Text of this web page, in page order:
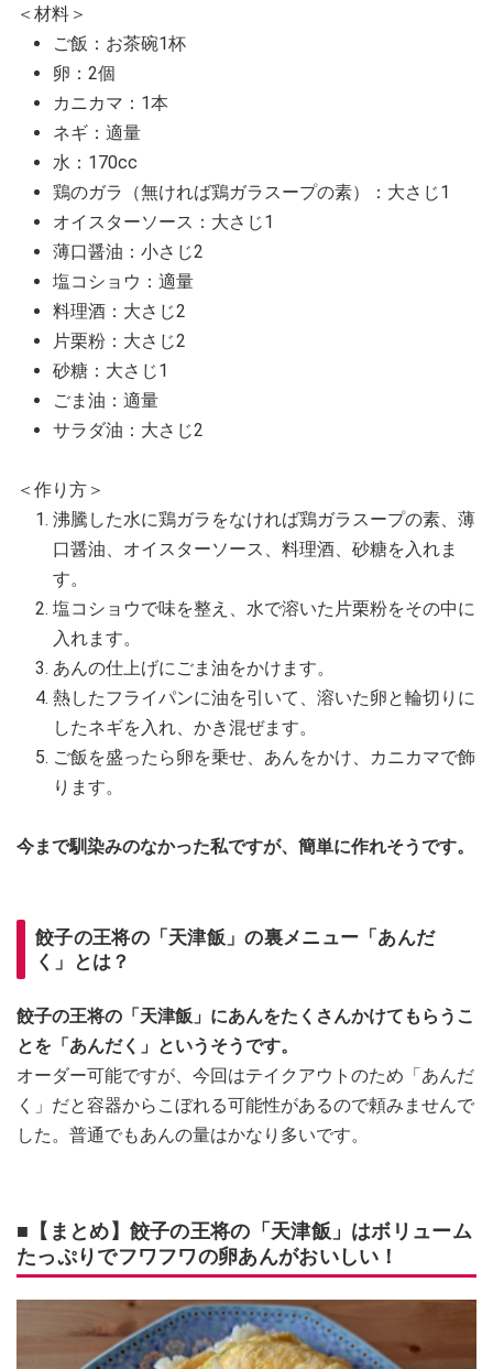
＜材料＞
ご飯：お茶碗1杯
卵：2個
カニカマ：1本
ネギ：適量
水：170cc
鶏のガラ（無ければ鶏ガラスープの素）：大さじ1
オイスターソース：大さじ1
薄口醤油：小さじ2
塩コショウ：適量
料理酒：大さじ2
片栗粉：大さじ2
砂糖：大さじ1
ごま油：適量
サラダ油：大さじ2
＜作り方＞
沸騰した水に鶏ガラをなければ鶏ガラスープの素、薄
口醤油、オイスターソース、料理酒、砂糖を入れま
す。
塩コショウで味を整え、水で溶いた片栗粉をその中に
入れます。
あんの仕上げにごま油をかけます。
熱したフライパンに油を引いて、溶いた卵と輪切りに
したネギを入れ、かき混ぜます。
ご飯を盛ったら卵を乗せ、あんをかけ、カニカマで飾
ります。
今まで馴染みのなかった私ですが、簡単に作れそうです。
餃子の王将の「天津飯」の裏メニュー「あんだ
く」とは？
餃子の王将の「天津飯」にあんをたくさんかけてもらうこ
とを「あんだく」というそうです。
オーダー可能ですが、今回はテイクアウトのため「あんだ
く」だと容器からこぼれる可能性があるので頼みませんで
した。普通でもあんの量はかなり多いです。
■【まとめ】餃子の王将の「天津飯」はボリューム
たっぷりでフワフワの卵あんがおいしい！